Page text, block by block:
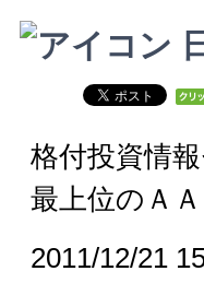
格付投資情
最上位のＡ
2011/12/21